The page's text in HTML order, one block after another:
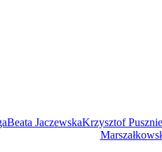
Beata JaczewskaKrzysztof Pusz